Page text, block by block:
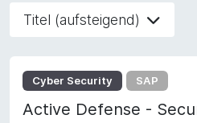
Titel (aufsteigend)
Cyber Security SAP
Active Defense -